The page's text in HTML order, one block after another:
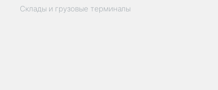
Склады и грузовые терминалы